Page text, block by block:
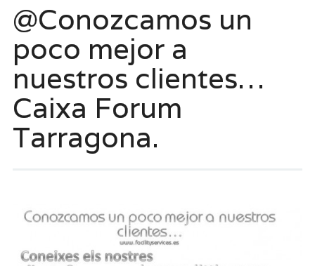
@Conozcamos un
poco mejor a
nuestros clientes…
Caixa Forum
Tarragona.